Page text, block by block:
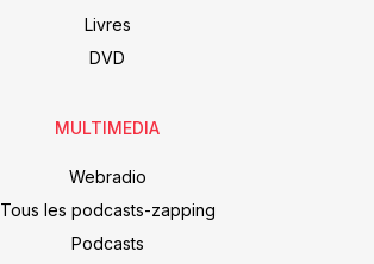
Livres
DVD
MULTIMEDIA
Webradio
Tous les podcasts-zapping
Podcasts